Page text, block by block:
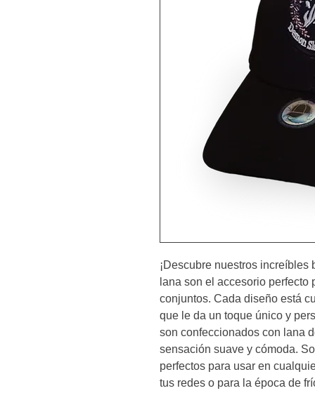
¡Descubre nuestros
lana son el accesorio
conjuntos. Cada diseño está
que le da un toque único y
son confeccionados con lana
sensación suave y cómoda.
perfectos para usar en
tus redes o para la época de